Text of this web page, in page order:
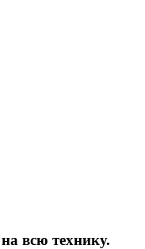
всю технику.